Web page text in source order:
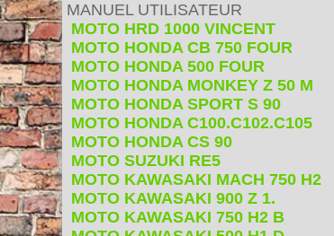
MANUEL UTILISATEUR
MOTO HRD 1000 VINCENT
MOTO HONDA CB 750 FOUR
MOTO HONDA 500 FOUR
MOTO HONDA MONKEY Z 50 M
MOTO HONDA SPORT S 90
MOTO HONDA C100.C102.C105
MOTO HONDA CS 90
MOTO SUZUKI RE5
MOTO KAWASAKI MACH 750 H2
MOTO KAWASAKI 900 Z 1.
MOTO KAWASAKI 750 H2 B